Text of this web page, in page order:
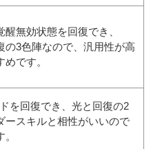
醒無効状態を回復でき、
の3色陣なので、汎用性が高
です。
を回復でき、光と回復の2
ースキルと相性がいいので